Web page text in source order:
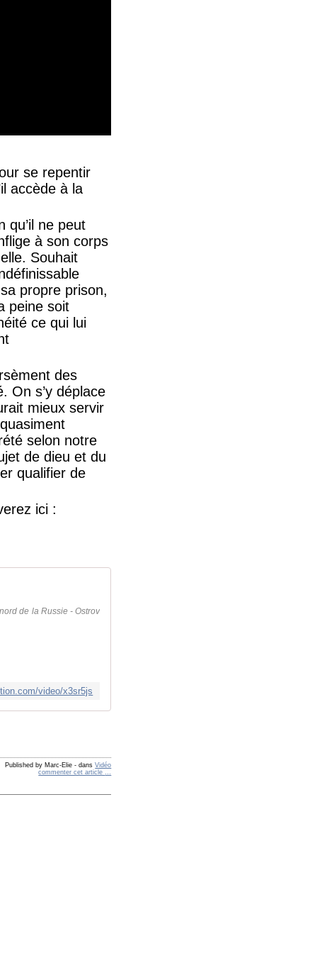
se repentir
accède à la
qu’il ne peut
à son corps
Souhait
propre prison,
peine soit
ce qui lui
des
On s’y déplace
mieux servir
selon notre
de dieu et du
qualifier de
ici :
de la Russie - Ostrov
video/x3sr5js
Published by Marc-Elie - dansVidéo
commenter cet article …